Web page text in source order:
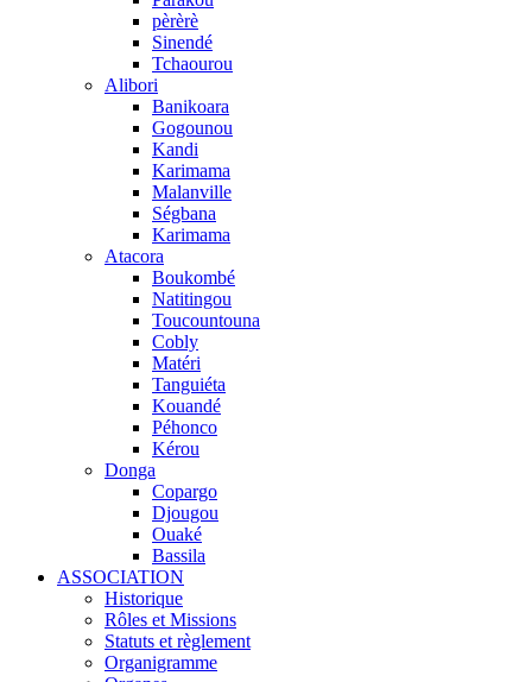
pèrèrè
Sinendé
Tchaourou
Alibori
Banikoara
Gogounou
Kandi
Karimama
Malanville
Ségbana
Karimama
Atacora
Boukombé
Natitingou
Toucountouna
Cobly
Matéri
Tanguiéta
Kouandé
Péhonco
Kérou
Donga
Copargo
Djougou
Ouaké
Bassila
ASSOCIATION
Historique
Rôles et Missions
Statuts et règlement
Organigramme